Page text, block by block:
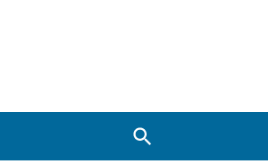
Zoeken